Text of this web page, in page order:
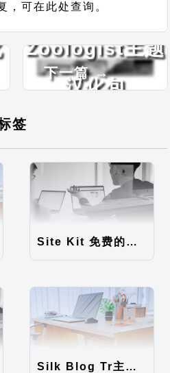
，可在此处查询。
下一篇 →
Zoologist主题
汉化包
签
Site Kit 免费的WordPress数据统计插件
Silk Blog Tr主题汉化包